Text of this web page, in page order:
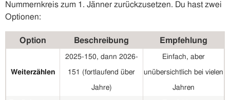
Nummernkreis zum 1. Jänner zurückzusetzen. Du hast zwei
Optionen:
Option Beschreibung Empfehlung
Weiterzählen
2025-150, dann 2026-
151 (fortlaufend über
Jahre)
Einfach, aber
unübersichtlich bei vielen
Jahren